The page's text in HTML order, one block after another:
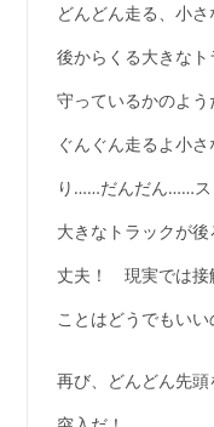
どんどん走る、小さ
後からくる大きな
守っているかのよう
ぐんぐん走るよ小
り……だんだん……ス
大きなトラックが
丈夫！ 現実では接
ことはどうでもいい
再び、どんどん先